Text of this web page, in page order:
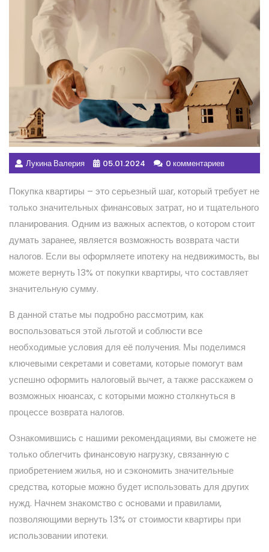
Лукина Валерия 05.01.2024 0 комментариев
Покупка квартиры – это серьезный шаг, который требует не
только значительных финансовых затрат, но и тщательного
планирования. Одним из важных аспектов, о котором стоит
думать заранее, является возможность возврата части
налогов. Если вы оформляете ипотеку на недвижимость, вы
можете вернуть 13% от покупки квартиры, что составляет
значительную сумму.
В данной статье мы подробно рассмотрим, как
воспользоваться этой льготой и соблюсти все
необходимые условия для её получения. Мы поделимся
ключевыми секретами и советами, которые помогут вам
успешно оформить налоговый вычет, а также расскажем о
возможных нюансах, с которыми можно столкнуться в
процессе возврата налогов.
Ознакомившись с нашими рекомендациями, вы сможете не
только облегчить финансовую нагрузку, связанную с
приобретением жилья, но и сэкономить значительные
средства, которые можно будет использовать для других
нужд. Начнем знакомство с основами и правилами,
позволяющими вернуть 13% от стоимости квартиры при
использовании ипотеки.